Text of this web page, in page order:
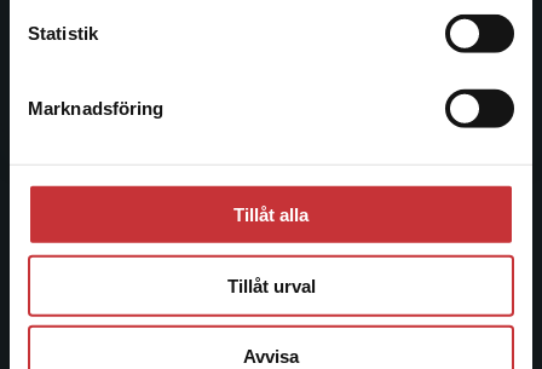
Statistik
Marknadsföring
Tillåt alla
Tillåt urval
Avvisa
Kundservice
046-31 21 00
Systemkrav
Allmänna länkar